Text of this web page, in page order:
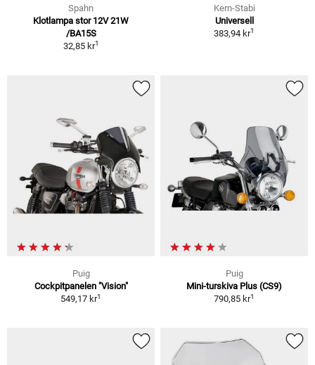
Spahn
Klotlampa stor 12V 21W
/BA15S
32,85 kr1
Kern-Stabi
Universell
383,94 kr1
Puig
Cockpitpanelen "Vision"
549,17 kr1
Puig
Mini-turskiva Plus (CS9)
790,85 kr1